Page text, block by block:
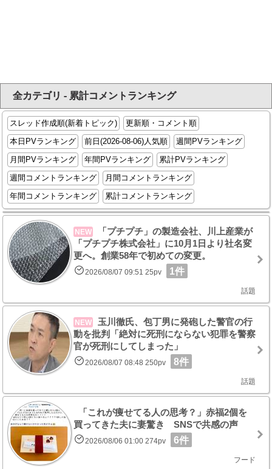
全カテゴリ - 累計コメントランキング
スレッド作成順(新着トピック)
更新順・コメント順
本日PVランキング
前日(2026-08-06)人気順
週間PVランキング
月間PVランキング
年間PVランキング
累計PVランキング
週間コメントランキング
月間コメントランキング
年間コメントランキング
累計コメントランキング
NEW
「プチプチ」の製造会社、川上産業が
「プチプチ株式会社」に10月1日より社名変
更へ。創業58年で初めての変更。
2026/08/07 09:51 25pv 1件
話題
NEW
玉川徹氏、包丁男に発砲した警官の行
動を批判「絶対に死刑にならない犯罪を警察
官が死刑にしてしまった」
2026/08/07 08:48 250pv 8件
話題
「これが痩せてる人の思考？」赤福2個を
買ってきた夫に妻驚き SNSで共感の声
2026/08/06 01:00 274pv 6件
フード